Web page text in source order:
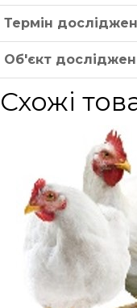
Термін
Об'єкт
Схожі